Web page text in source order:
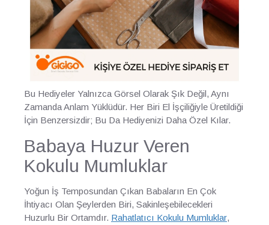
Bu Hediyeler Yalnızca Görsel Olarak Şık Değil, Aynı
Zamanda Anlam Yüklüdür. Her Biri El İşçiliğiyle Üretildiği
İçin Benzersizdir; Bu Da Hediyenizi Daha Özel Kılar.
Babaya Huzur Veren
Kokulu Mumluklar
Yoğun İş Temposundan Çıkan Babaların En Çok
İhtiyacı Olan Şeylerden Biri, Sakinleşebilecekleri
Huzurlu Bir Ortamdır. Rahatlatıcı Kokulu Mumluklar,